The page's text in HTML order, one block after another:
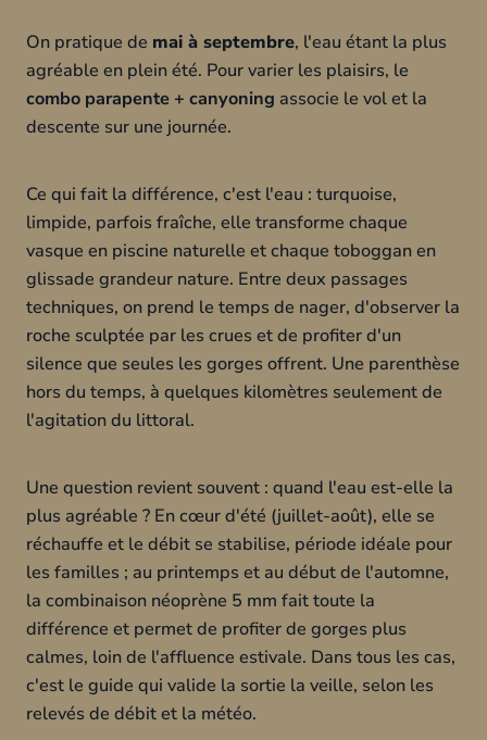
On pratique de mai à septembre, l'eau étant la plus
agréable en plein été. Pour varier les plaisirs, le
combo parapente + canyoning associe le vol et la
descente sur une journée.
Ce qui fait la différence, c'est l'eau : turquoise,
limpide, parfois fraîche, elle transforme chaque
vasque en piscine naturelle et chaque toboggan en
glissade grandeur nature. Entre deux passages
techniques, on prend le temps de nager, d'observer la
roche sculptée par les crues et de profiter d'un
silence que seules les gorges offrent. Une parenthèse
hors du temps, à quelques kilomètres seulement de
l'agitation du littoral.
Une question revient souvent : quand l'eau est-elle la
plus agréable ? En cœur d'été (juillet-août), elle se
réchauffe et le débit se stabilise, période idéale pour
les familles ; au printemps et au début de l'automne,
la combinaison néoprène 5 mm fait toute la
différence et permet de profiter de gorges plus
calmes, loin de l'affluence estivale. Dans tous les cas,
c'est le guide qui valide la sortie la veille, selon les
relevés de débit et la météo.